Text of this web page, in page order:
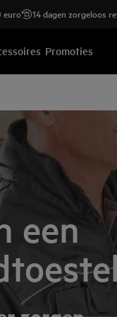
euro 14 dagen zorgeloos
Promoties
een